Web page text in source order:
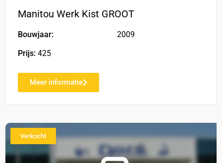
Manitou Werk Kist GROOT
Bouwjaar: 2009
Prijs: 425
Meer informatie
Verkocht